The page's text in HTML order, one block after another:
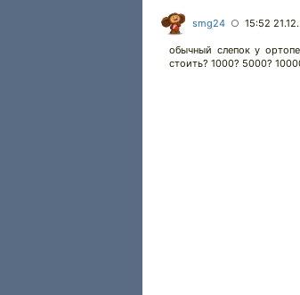
smg24 ○ 15:52
обычный слепок у
стоить? 1000? 5000?